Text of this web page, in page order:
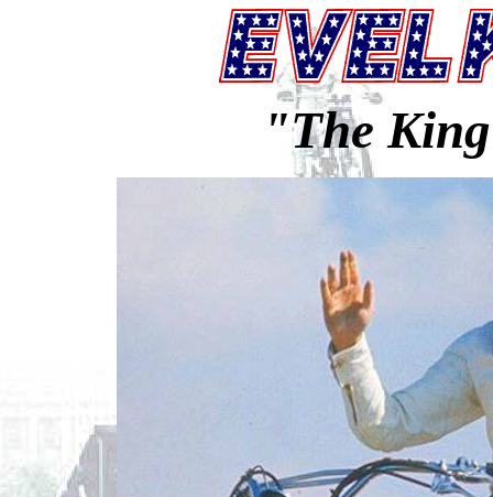
"The